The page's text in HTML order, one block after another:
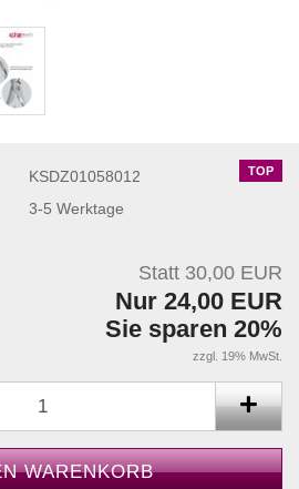
TOP
KSDZ01058012
3-5 Werktage
Statt 30,00 EUR
Nur 24,00 EUR
Sie sparen 20%
zzgl. 19% MwSt.